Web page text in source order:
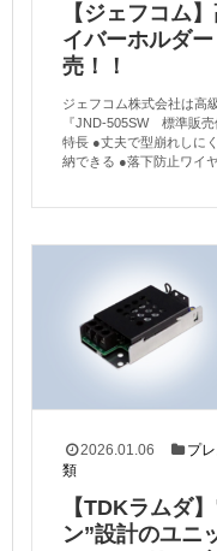
【ジェフコム
イバーホルダ
売！！
ジェフコム株式会社は高
『JND-505SW 標準販
特長 ●丈夫で型崩れしに
納できる ●落下防止ワイ
2026.01.06 プ
類
【TDKラムダ
ン”設計のユニ